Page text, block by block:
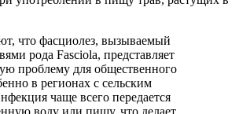
что фасциолез, вызываемый
рода Fasciola, представляет
проблему для общественного
в регионах с сельским
чаще всего передается
воду или пищу, что делает